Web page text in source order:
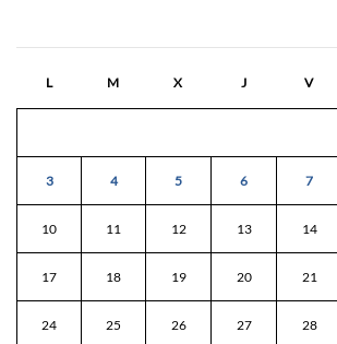
L M X J V
3 4 5 6 7
10 11 12 13 14
17 18 19 20 21
24 25 26 27 28